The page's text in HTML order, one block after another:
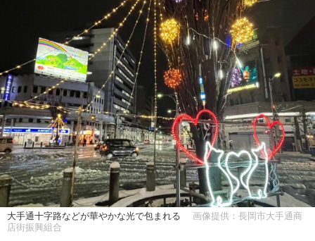
大手通十字路などが華やかな光で包まれる
画像提供：長岡市大手通商
店街振興組合